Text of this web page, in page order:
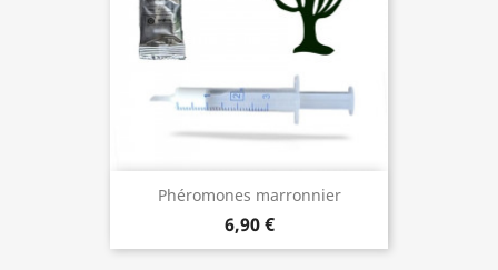
Phéromones marronnier
6,90 €